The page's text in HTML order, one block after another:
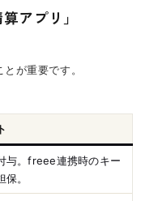
アプリ」
が重要です。
与。freee連携時のキー
。